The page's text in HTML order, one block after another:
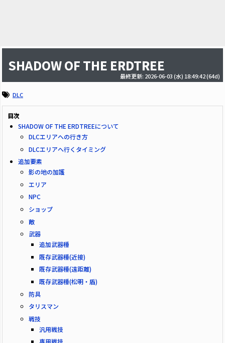
SHADOW OF THE ERDTREE
最終更新: 2026-06-03 (水) 18:49:42(64d)
DLC
目次
SHADOW OF THE ERDTREEについて
DLCエリアへの行き方
DLCエリアへ行くタイミング
追加要素
影の地の加護
エリア
NPC
ショップ
敵
武器
追加武器種
既存武器種(近接)
既存武器種(遠距離)
既存武器種(松明・盾)
防具
タリスマン
戦技
汎用戦技